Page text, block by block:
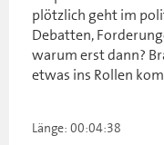
plötzlich geht im
Debatten,
warum erst dann?
etwas ins Rollen
Länge: 00:04:38